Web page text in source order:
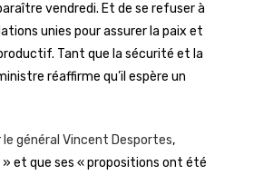
vendredi. Et de se refuser à
unies pour assurer la paix et
Tant que la sécurité et la
réaffirme qu’il espère un
le général Vincent Desportes,
» et que ses « propositions ont été